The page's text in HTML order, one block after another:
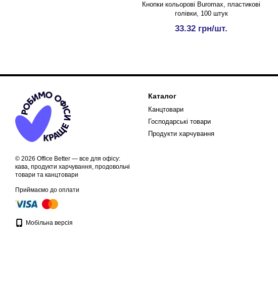
Кнопки кольорові Buromax, пластикові
голівки, 100 штук
33.32 грн/шт.
© 2026 Office Better — все для офісу:
кава, продукти харчування, продовольчі
товари та канцтовари
Приймаємо до оплати
Мобільна версія
Каталог
Канцтовари
Господарські товари
Продукти харчування